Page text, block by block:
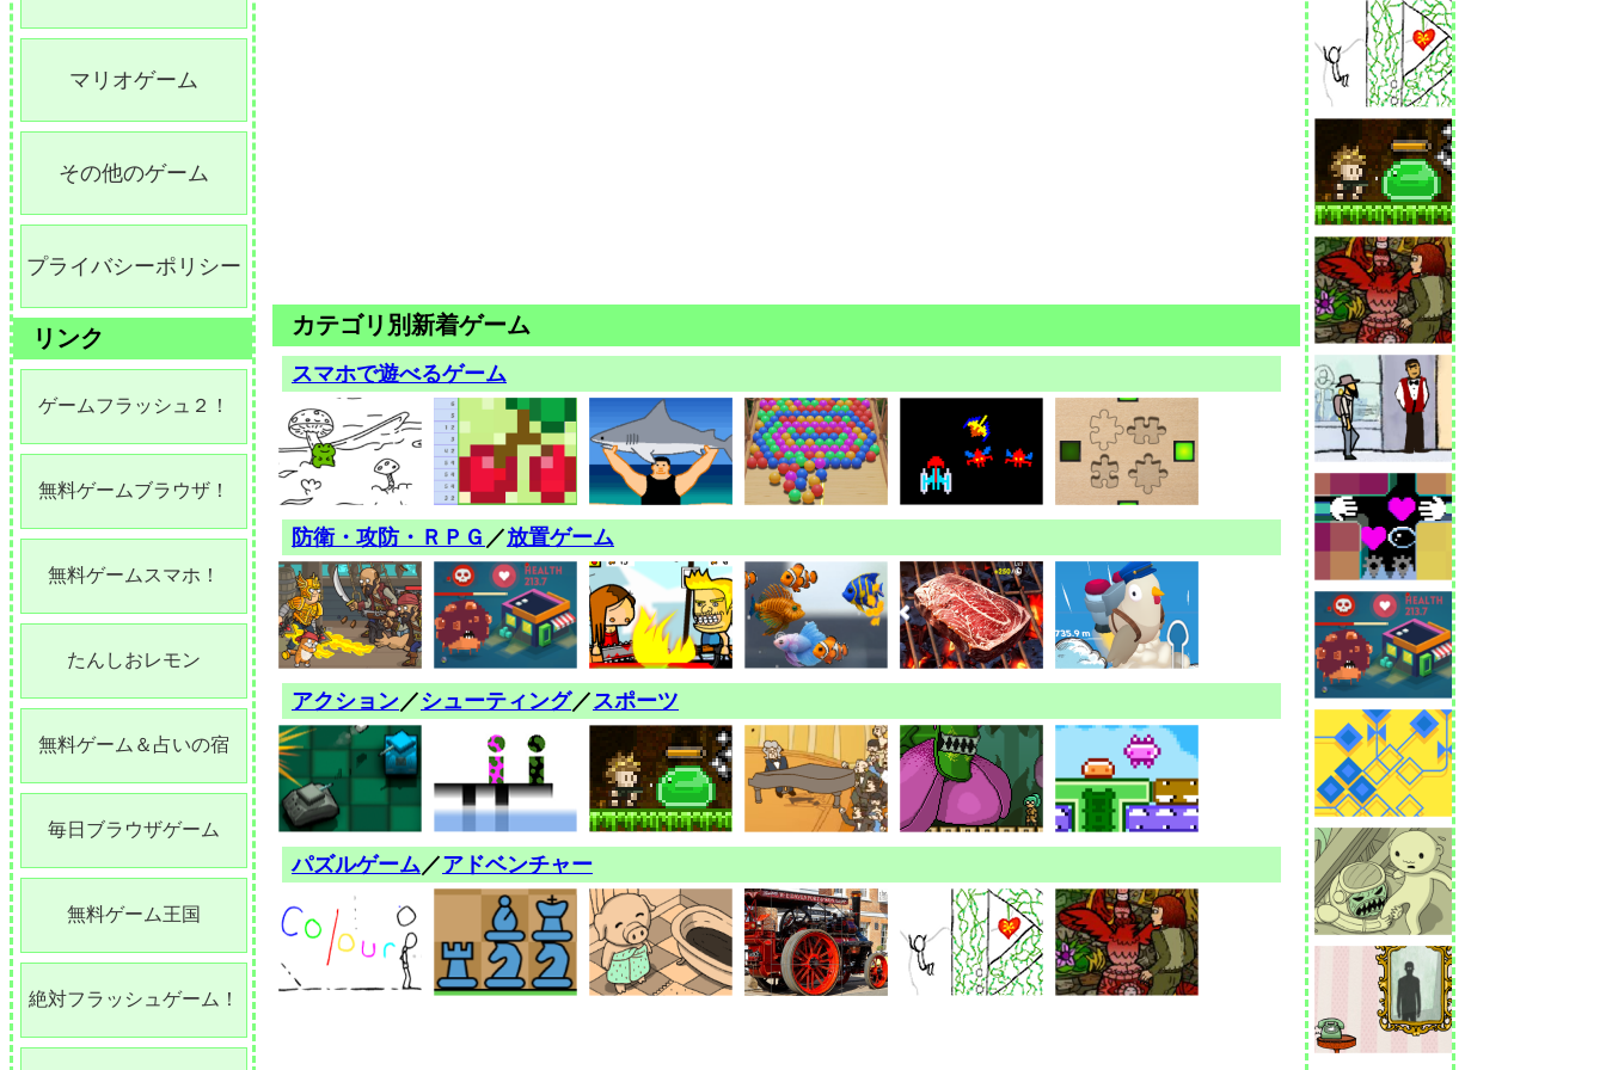
カテゴリ別新着ゲーム
スマホで遊べるゲーム
防衛・攻防・ＲＰＧ ／放置ゲーム
アクション／シューティング／スポーツ
パズルゲーム／アドベンチャー
マリオゲーム
その他のゲーム
プライバシーポリシー
リンク
ゲームフラッシュ２！
無料ゲームブラウザ！
無料ゲームスマホ！
たんしおレモン
無料ゲーム＆占いの宿
毎日ブラウザゲーム
無料ゲーム王国
絶対フラッシュゲーム！